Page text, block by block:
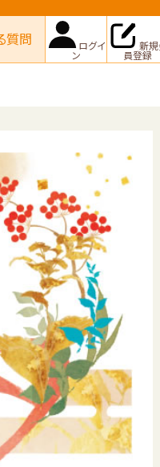
質問 ログイ
ン
新
員登録